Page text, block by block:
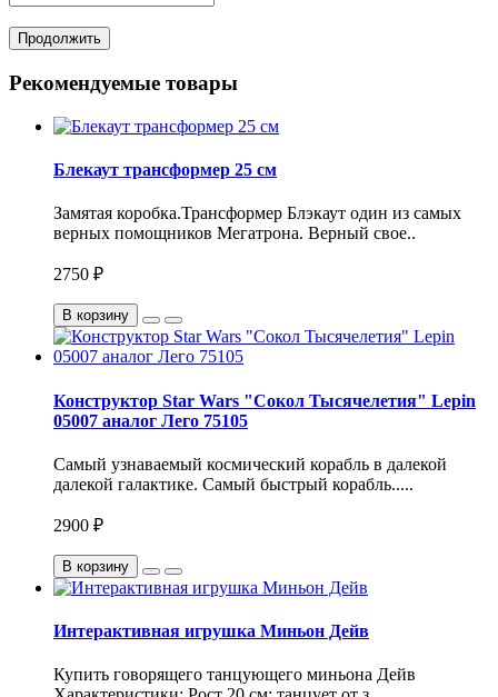
Продолжить
Рекомендуемые товары
Блекаут трансформер 25 см
Замятая коробка.Трансформер Блэкаут один из самых
верных помощников Мегатрона. Верный свое..
2750 ₽
В корзину
Конструктор Star Wars "Сокол Тысячелетия" Lepin
05007 аналог Лего 75105
Самый узнаваемый космический корабль в далекой
далекой галактике. Самый быстрый корабль.....
2900 ₽
В корзину
Интерактивная игрушка Миньон Дейв
Купить говорящего танцующего миньона Дейв